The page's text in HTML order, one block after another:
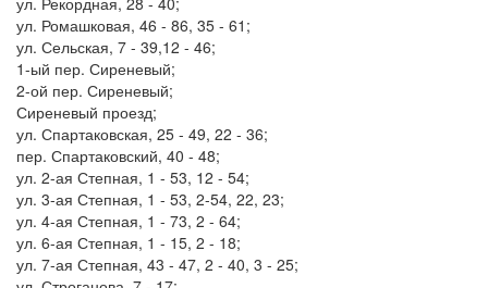
ул. Ромашковая, 46 - 86, 35 - 61;
ул. Сельская, 7 - 39,12 - 46;
1-ый пер. Сиреневый;
2-ой пер. Сиреневый;
Сиреневый проезд;
ул. Спартаковская, 25 - 49, 22 - 36;
пер. Спартаковский, 40 - 48;
ул. 2-ая Степная, 1 - 53, 12 - 54;
ул. 3-ая Степная, 1 - 53, 2-54, 22, 23;
ул. 4-ая Степная, 1 - 73, 2 - 64;
ул. 6-ая Степная, 1 - 15, 2 - 18;
ул. 7-ая Степная, 43 - 47, 2 - 40, 3 - 25;